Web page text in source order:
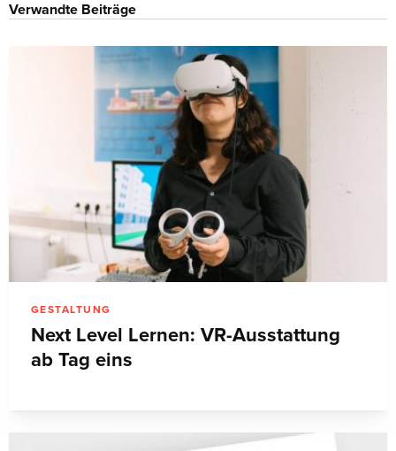
Verwandte Beiträge
GESTALTUNG
Next Level Lernen: VR-Ausstattung
ab Tag eins